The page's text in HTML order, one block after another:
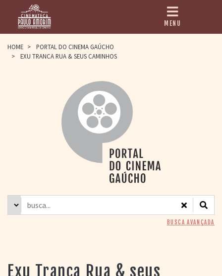
HOME
PAULO AMORIM
> HOMENAGEADOS
> EQUIPE
> ASSOCIAÇÃO DOS
> BIBLIOTECA
ROMEU GRIMALDI
> GRADE SEMANAL
> PREÇOS E
DESCONTOS
CINEMA GAÚCHO
MENU
HOME >
PORTAL DO CINEMA GAÚCHO
>
EXU TRANCA RUA & SEUS CAMINHOS
BUSCA AVANÇADA
Exu Tranca Rua & seus